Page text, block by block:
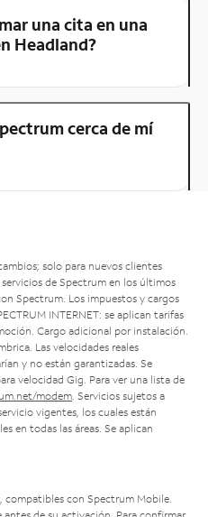
una cita en una
Headland?
cerca de mí
solo para nuevos clientes
de Spectrum en los últimos
Spectrum. Los impuestos y cargos
INTERNET: se aplican tarifas
Cargo adicional por instalación.
Las velocidades reales
y no están garantizadas. Se
velocidad Gig. Para ver una lista de
modem . Servicios sujetos a
vigentes, los cuales están
en todas las áreas. Se aplican
con Spectrum Mobile.